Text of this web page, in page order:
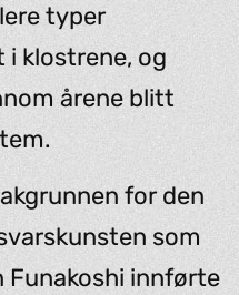
typer
klostrene, og
årene blitt
for den
som
Funakoshi innførte